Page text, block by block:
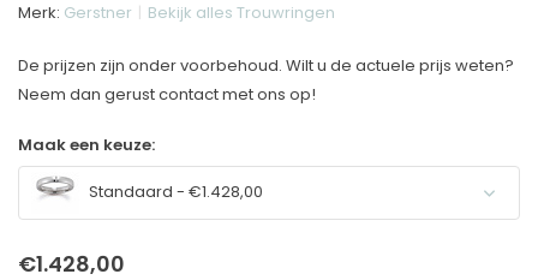
Merk: Gerstner Bekijk alles Trouwringen
De prijzen zijn onder voorbehoud. Wilt u de actuele prijs weten?
Neem dan gerust contact met ons op!
Maak een keuze:
Standaard - €1.428,00
€1.428,00